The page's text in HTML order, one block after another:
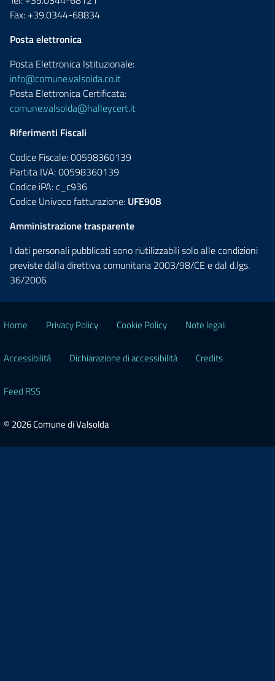
Fax: +39.0344-68834
Posta elettronica
Posta Elettronica Istituzionale:
info@comune.valsolda.co.it
Posta Elettronica Certificata:
comune.valsolda@halleycert.it
Riferimenti Fiscali
Codice Fiscale: 00598360139
Partita IVA: 00598360139
Codice iPA: c_c936
Codice Univoco fatturazione: UFE90B
Amministrazione trasparente
I dati personali pubblicati sono riutilizzabili solo alle condizioni
previste dalla direttiva comunitaria 2003/98/CE e dal d.lgs.
36/2006
Home Privacy Policy Cookie Policy Note legali
Accessibilità Dichiarazione di accessibilità Credits
Feed RSS
© 2026 Comune di Valsolda